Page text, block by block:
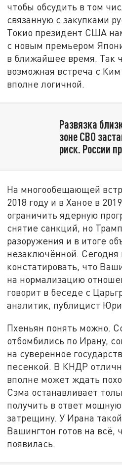
чтобы обсудить в том
связанную с закупками
Токио президент США
с новым премьером
в ближайшее время. Так
возможная встреча с
вполне логичной.
Развязка
зоне СВО
риск. России
На многообещающей
2018 году и в Ханое в
ограничить ядерную
снятие санкций, но
разоружения и в итоге
незаключённой.
констатировать, что
на нормализацию
говорит в беседе с
аналитик, публицист
Пхеньян понять можно.
отбомбились по Ирану,
на суверенное
песенкой. В КНДР
вполне может ждать
Сэма останавливает
получить в ответ
затрещину. У Ирана
Вашингтон готов на всё,
появилась.